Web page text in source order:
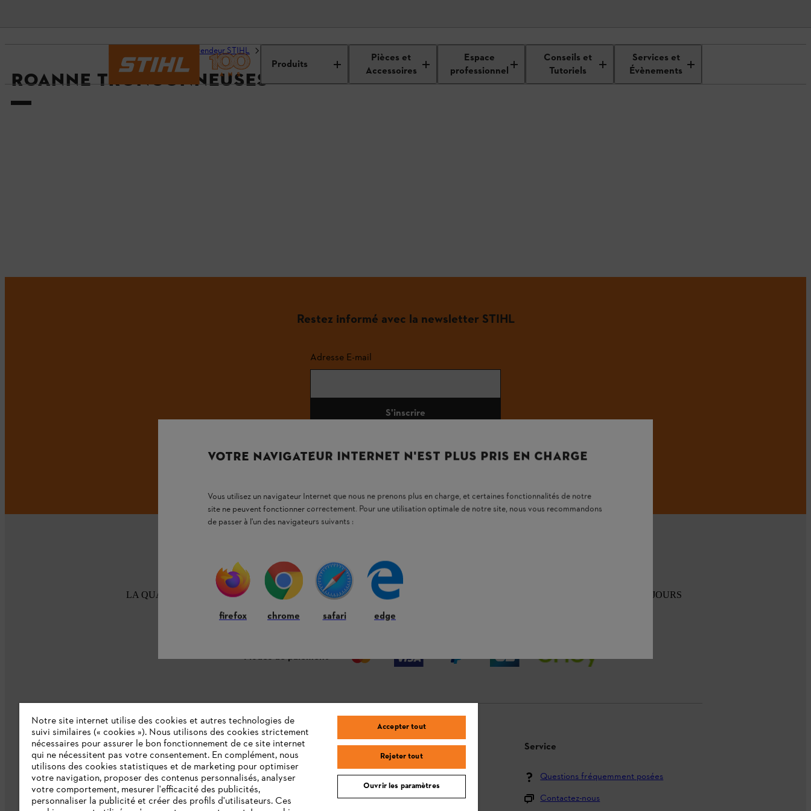
Produits
Pièces et
Accessoires
Espace
professionnel
Conseils et
Tutoriels
Services et
Évènements
Trouvez un revendeur STIHL
ROANNE TRONCONNEUSES
Restez informé avec la newsletter STIHL
Adresse E-mail
S'inscrire
LA QUALITÉ STIHL DEPUIS 100 ANS
LIVRAISON À DOMICILE OU CHEZ
RETOUR GRATUIT SOUS 30 JOURS
Modes de paiement
L'Entreprise
Collections STIHL
Qui sommes-nous ?
Questions / Réponses
Moyens de paiement
Livraison
Service
Questions fréquemment posées
Contactez-nous
VOTRE NAVIGATEUR INTERNET N'EST PLUS PRIS EN CHARGE
Vous utilisez un navigateur Internet que nous ne prenons plus en charge, et certaines fonctionnalités de notre
site ne peuvent fonctionner correctement. Pour une utilisation optimale de notre site, nous vous recommandons
de passer à l'un des navigateurs suivants :
firefox chrome safari edge
Notre site internet utilise des cookies et autres technologies de
suivi similaires (« cookies »). Nous utilisons des cookies strictement
nécessaires pour assurer le bon fonctionnement de ce site internet
qui ne nécessitent pas votre consentement. En complément, nous
utilisons des cookies statistiques et de marketing pour optimiser
votre navigation, proposer des contenus personnalisés, analyser
votre comportement, mesurer l'efficacité des publicités,
personnaliser la publicité et créer des profils d'utilisateurs. Ces
Accepter tout
Rejeter tout
Ouvrir les paramètres